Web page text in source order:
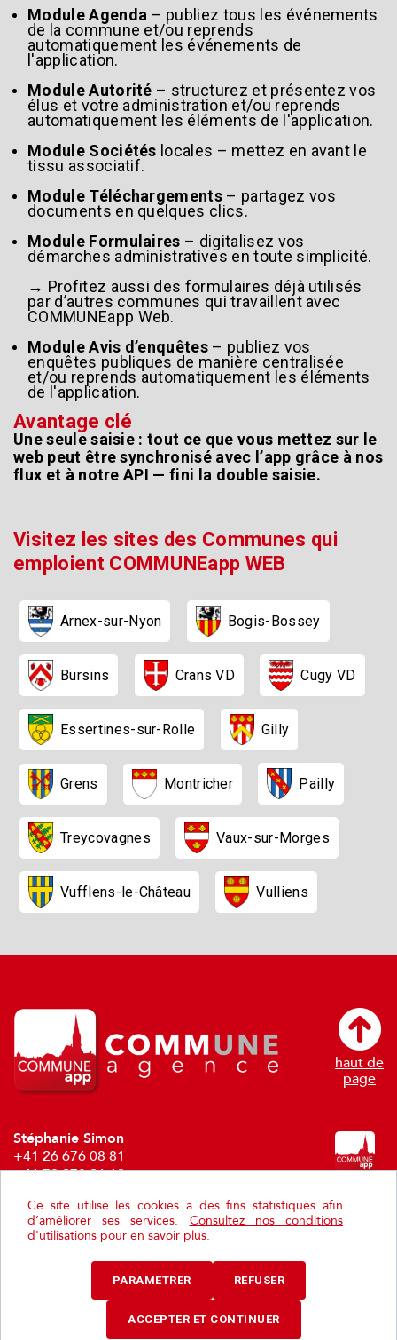
Module Agenda – publiez tous les événements
de la commune et/ou reprends
automatiquement les événements de
l'application.
Module Autorité – structurez et présentez vos
élus et votre administration et/ou reprends
automatiquement les éléments de l'application.
Module Sociétés locales – mettez en avant le
tissu associatif.
Module Téléchargements – partagez vos
documents en quelques clics.
Module Formulaires – digitalisez vos
démarches administratives en toute simplicité.
→ Profitez aussi des formulaires déjà utilisés
par d’autres communes qui travaillent avec
COMMUNEapp Web.
Module Avis d’enquêtes – publiez vos
enquêtes publiques de manière centralisée
et/ou reprends automatiquement les éléments
de l'application.
Avantage clé
Une seule saisie : tout ce que vous mettez sur le
web peut être synchronisé avec l’app grâce à nos
flux et à notre API — fini la double saisie.
Visitez les sites des Communes qui
emploient COMMUNEapp WEB
Arnex-sur-Nyon Bogis-Bossey
Bursins Crans VD Cugy VD
Essertines-sur-Rolle Gilly
Grens Montricher Pailly
Treycovagnes Vaux-sur-Morges
Vufflens-le-Château Vulliens
Stéphanie Simon
+41 26 676 08 81
+41 79 278 26 19
Philippe Schwaar
+41792967778
philippe.schwaar@communeagence.ch
Paramétrer les cookies.
haut de
page
Ce site utilise les cookies a des fins statistiques afin
d’améliorer ses services. Consultez nos conditions
d'utilisations pour en savoir plus.
PARAMETRER REFUSER
ACCEPTER ET CONTINUER